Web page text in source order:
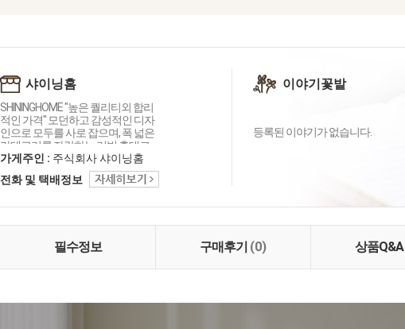
샤이닝홈
SHININGHOME "높은 퀄리티외 합리
적인 가격" 모던하고 감성적인 디자
인으로 모두를 사로 잡으며, 폭 넓은
카테고리를 자랑하는 리빙 홈데코
인테리어 샤이닝홈입니다.
가게주인 : 주식회사 샤이닝홈
전화 및 택배정보
이야기꽃밭
등록된 이야기가 없습니다.
필수정보 구매후기 (0) 상품Q&A